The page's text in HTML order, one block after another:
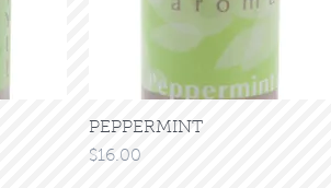
クイックビュー
PEPPERMINT
価格
$16.00